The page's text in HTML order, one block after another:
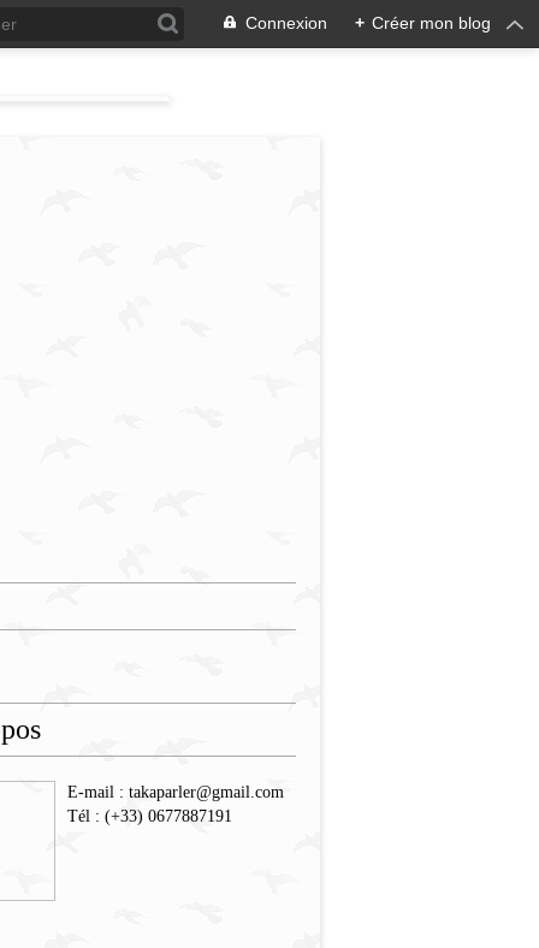
Connexion + Créer mon blog
E-mail : takaparler@gmail.com
Tél : (+33) 0677887191